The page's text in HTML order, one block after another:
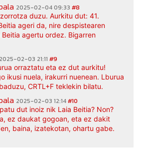
2025-02-04 09:33 #8
duzu. Aurkitu dut: 41.
ageri da, nire despistearen
agertu ordez. Bigarren
2025-02-03 21:11 #9
orraztatu eta ez dut aurkitu!
ikusi nuela, irakurri nuenean. Lburua
CRTL+F teklekin bilatu.
2025-02-03 12:14#10
dut inoiz nik Laia Beitia? Non?
ez daukat gogoan, eta ez dakit
baina, izatekotan, ohartu gabe.